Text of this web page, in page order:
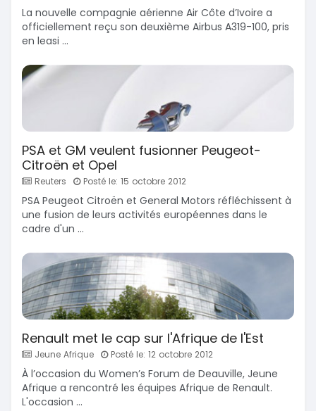
La nouvelle compagnie aérienne Air Côte d’Ivoire a
officiellement reçu son deuxième Airbus A319-100, pris
en leasi ...
PSA et GM veulent fusionner Peugeot-
Citroën et Opel
Reuters Posté le: 15 octobre 2012
PSA Peugeot Citroën et General Motors réfléchissent à
une fusion de leurs activités européennes dans le
cadre d'un ...
Renault met le cap sur l'Afrique de l'Est
Jeune Afrique Posté le: 12 octobre 2012
À l’occasion du Women’s Forum de Deauville, Jeune
Afrique a rencontré les équipes Afrique de Renault.
L'occasion ...